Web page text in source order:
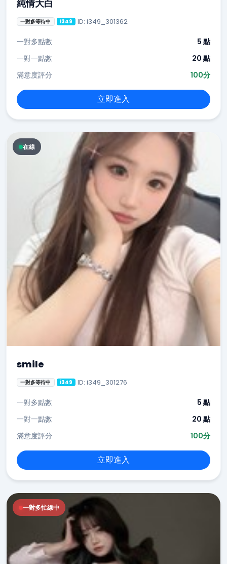
純情大白
一對多等待中 i349 ID: i349_301362
一對多點數
5 點
一對一點數
20 點
滿意度評分
100分
立即進入
在線
smile
一對多等待中 i349 ID: i349_301276
一對多點數
5 點
一對一點數
20 點
滿意度評分
100分
立即進入
一對多忙線中